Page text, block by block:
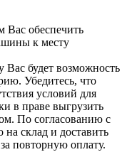
Вас обеспечить
к месту
Вас будет возможность
Убедитесь, что
условий для
в праве выгрузить
По согласованию с
склад и доставить
повторную оплату.